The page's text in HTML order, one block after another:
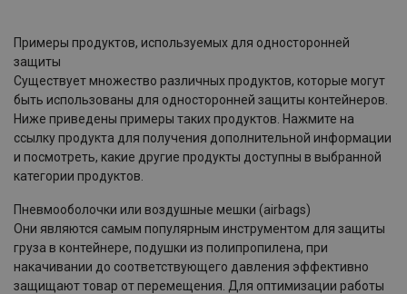
Примеры продуктов, используемых для односторонней
защиты
Существует множество различных продуктов, которые могут
быть использованы для односторонней защиты контейнеров.
Ниже приведены примеры таких продуктов. Нажмите на
ссылку продукта для получения дополнительной информации
и посмотреть, какие другие продукты доступны в выбранной
категории продуктов.
Пневмооболочки или воздушные мешки (airbags)
Они являются самым популярным инструментом для защиты
груза в контейнере, подушки из полипропилена, при
накачивании до соответствующего давления эффективно
защищают товар от перемещения. Для оптимизации работы